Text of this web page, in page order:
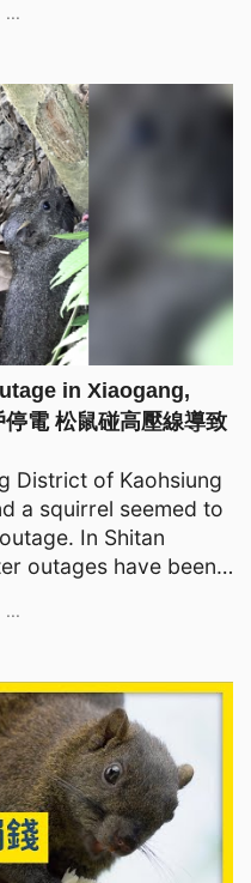
...
in Xiaogang,
電 松鼠碰高壓線導致
District of Kaohsiung
a squirrel seemed to
In Shitan
outages have been
...